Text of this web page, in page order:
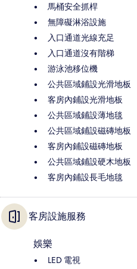
馬桶安全抓桿
無障礙淋浴設施
入口通道光線充足
入口通道沒有階梯
游泳池移位機
公共區域鋪設光滑地板
客房內鋪設光滑地板
公共區域鋪設薄地毯
公共區域鋪設磁磚地板
客房內鋪設磁磚地板
公共區域鋪設硬木地板
客房內鋪設長毛地毯
客房設施服務
娛樂
LED 電視